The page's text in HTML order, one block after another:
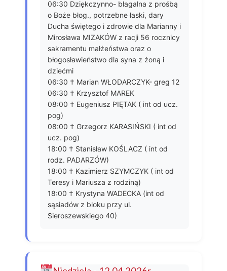
06:30 Dziękczynno- błagalna z prośbą
o Boże błog., potrzebne łaski, dary
Ducha świętego i zdrowie dla Marianny i
Mirosława MIZAKÓW z racji 56 rocznicy
sakramentu małżeństwa oraz o
błogosławieństwo dla syna z żoną i
dziećmi
06:30 † Marian WŁODARCZYK- greg 12
06:30 † Krzysztof MAREK
08:00 † Eugeniusz PIĘTAK ( int od ucz.
pog)
08:00 † Grzegorz KARASIŃSKI ( int od
ucz. pog)
18:00 † Stanisław KOŚLACZ ( int od
rodz. PADARZÓW)
18:00 † Kazimierz SZYMCZYK ( int od
Teresy i Mariusza z rodziną)
18:00 † Krystyna WADECKA (int od
sąsiadów z bloku przy ul.
Sieroszewskiego 40)